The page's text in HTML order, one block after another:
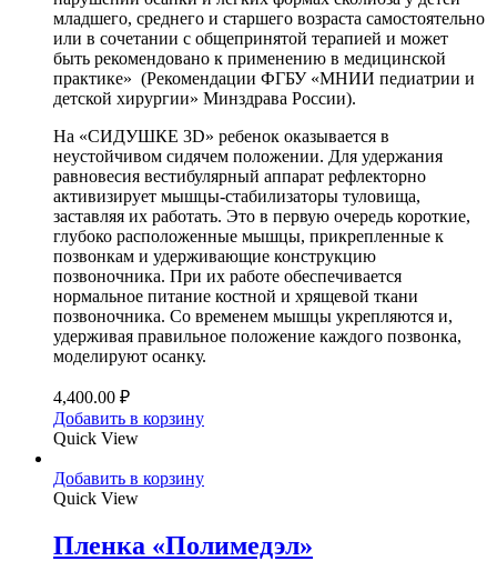
младшего, среднего и старшего возраста самостоятельно
или в сочетании с общепринятой терапией и может
быть рекомендовано к применению в медицинской
практике» (Рекомендации ФГБУ «МНИИ педиатрии и
детской хирургии» Минздрава России).
На «СИДУШКЕ 3D» ребенок оказывается в
неустойчивом сидячем положении. Для удержания
равновесия вестибулярный аппарат рефлекторно
активизирует мышцы-стабилизаторы туловища,
заставляя их работать. Это в первую очередь короткие,
глубоко расположенные мышцы, прикрепленные к
позвонкам и удерживающие конструкцию
позвоночника. При их работе обеспечивается
нормальное питание костной и хрящевой ткани
позвоночника. Со временем мышцы укрепляются и,
удерживая правильное положение каждого позвонка,
моделируют осанку.
4,400.00 ₽
Добавить в корзину
Quick View
Добавить в корзину
Quick View
Пленка «Полимедэл»